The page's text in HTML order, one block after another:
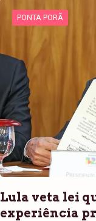
PONTA PORÃ
Lula veta lei
experiência